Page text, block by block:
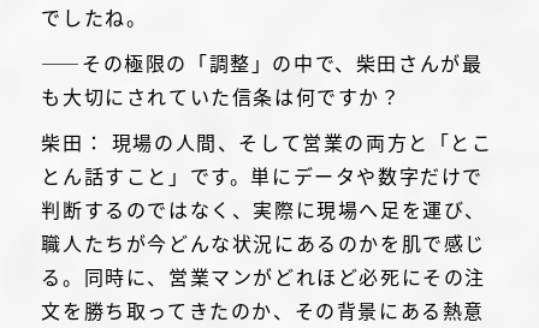
でしたね。
――その極限の「調整」の中で、柴田さんが最
も大切にされていた信条は何ですか？
柴田： 現場の人間、そして営業の両方と「とこ
とん話すこと」です。単にデータや数字だけで
判断するのではなく、実際に現場へ足を運び、
職人たちが今どんな状況にあるのかを肌で感じ
る。同時に、営業マンがどれほど必死にその注
文を勝ち取ってきたのか、その背景にある熱意